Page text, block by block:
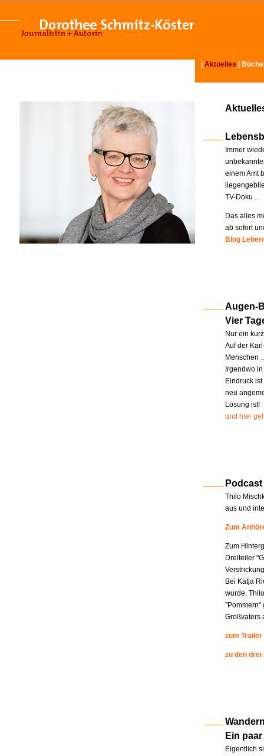
Aktuelles
Immer
einem Amt
TV-Doku ...
Das alles
ab sofort
Blog
Augen-
Vier
Nur ein
Auf der
Menschen
Irgendwo
Eindruck
neu
Lösung ist!
und hier
Podcast
Thilo
aus und
Zum
Zum
Dreiteiler
Bei Katja
wurde.
"Pommern"
Großvaters
zum Trailer
zu den
Ein
Eigentlich